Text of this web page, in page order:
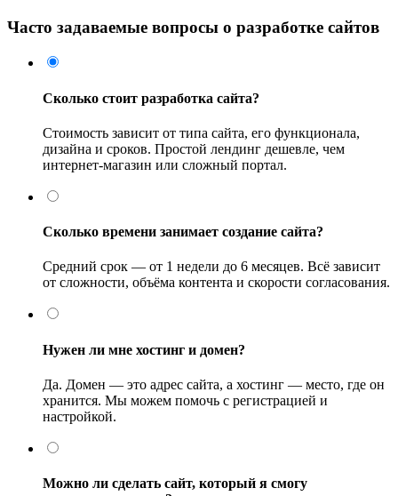
Часто задаваемые вопросы о разработке сайтов
Сколько стоит разработка сайта?
Стоимость зависит от типа сайта, его функционала,
дизайна и сроков. Простой лендинг дешевле, чем
интернет-магазин или сложный портал.
Сколько времени занимает создание сайта?
Средний срок — от 1 недели до 6 месяцев. Всё зависит
от сложности, объёма контента и скорости согласования.
Нужен ли мне хостинг и домен?
Да. Домен — это адрес сайта, а хостинг — место, где он
хранится. Мы можем помочь с регистрацией и
настройкой.
Можно ли сделать сайт, который я смогу